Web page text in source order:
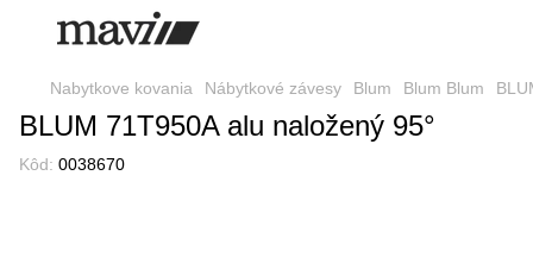
Nabytkove kovania Nábytkové závesy Blum Blum Blum
BLUM 71T950A alu naložený 95°
Kôd: 0038670